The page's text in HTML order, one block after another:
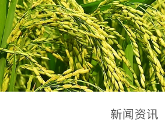
作为补氮肥使用：30-100
倍喷施，在开花前期、幼
果期及采摘后各施一次，
间隔2-3周喷施一次。4、
作为叶面肥喷施使用：稀
周喷施一次。5、冲施及滴
施，
拌肥
拌苗
土用
混匀
土用
品规格】5kg、20kg【技术
指标】有机质≥200g/L、
N+K2O70g/L、PH:6.5-
8.5、水不溶物≤50g/L【执
行标准】NY/T3831-
(2019)准字15306号【使用
品规
指标
8.5
行标
新闻资讯